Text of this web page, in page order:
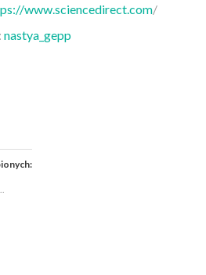
www.sciencedirect.com/
nastya_gepp